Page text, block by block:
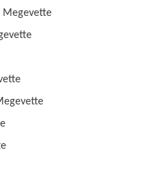
Megevette